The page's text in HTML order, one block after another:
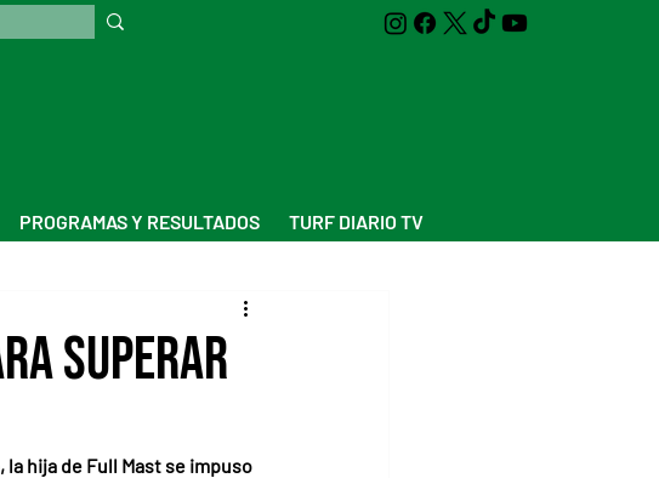
PROGRAMAS Y RESULTADOS TURF DIARIO TV
superar
la hija de Full Mast se impuso